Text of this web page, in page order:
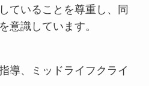
ていることを尊重し、同
意識しています。
導、ミッドライフクライ